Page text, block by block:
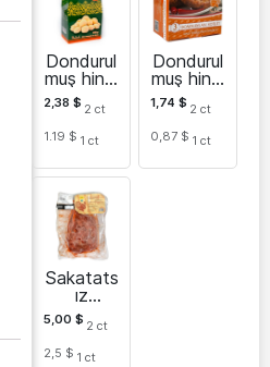
Dondurul
muş hindi
etli köfte
2,38$ 2 ct
1.19 $ 1 ct
Dondurul
muş hindi
köftesi
1,74$ 2 ct
0,87 $ 1 ct
Sakatats
ız
dondurul
muş hindi
eti
5,00$ 2 ct
2,5 $ 1 ct